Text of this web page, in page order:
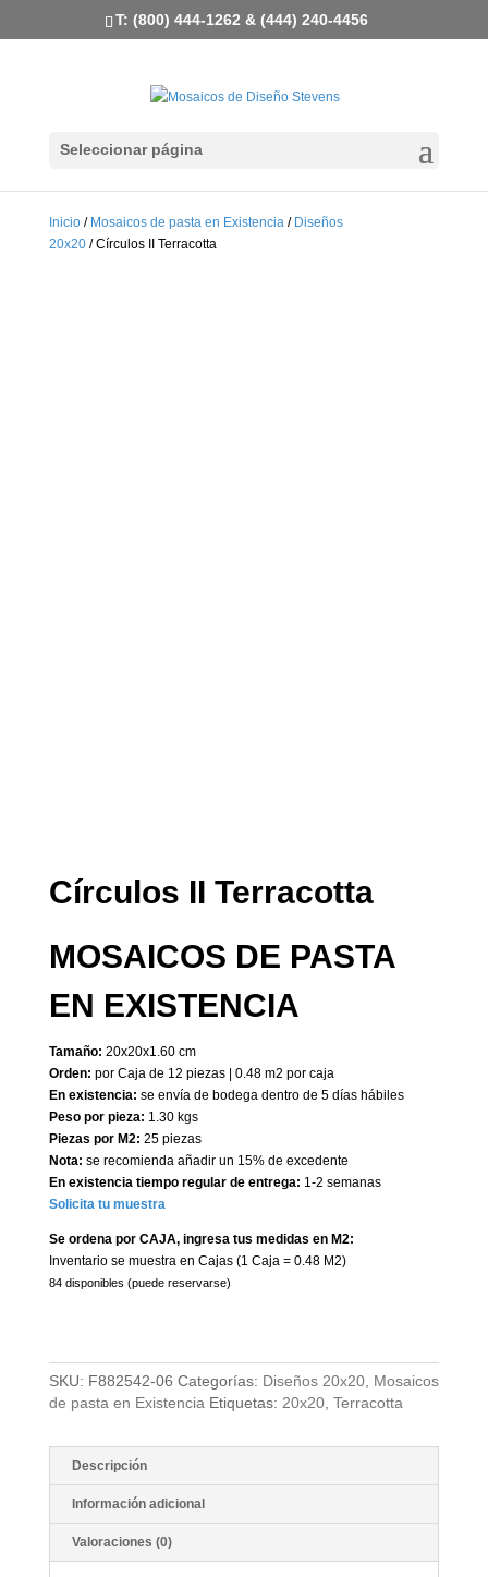
T: (800) 444-1262 & (444) 240-4456
Seleccionar página
Inicio/ Mosaicos de pasta en Existencia/ Diseños
20x20/ Círculos II Terracotta
Círculos II Terracotta
MOSAICOS DE PASTA
EN EXISTENCIA
Tamaño: 20x20x1.60 cm
Orden: por Caja de 12 piezas | 0.48 m2 por caja
En existencia: se envía de bodega dentro de 5 días hábiles
Peso por pieza: 1.30 kgs
Piezas por M2: 25 piezas
Nota: se recomienda añadir un 15% de excedente
En existencia tiempo regular de entrega: 1-2 semanas
Solicita tu muestra
Se ordena por CAJA, ingresa tus medidas en M2:
Inventario se muestra en Cajas (1 Caja = 0.48 M2)
84 disponibles (puede reservarse)
SKU: F882542-06 Categorías: Diseños 20x20, Mosaicos
de pasta en Existencia Etiquetas: 20x20, Terracotta
Descripción
Información adicional
Valoraciones (0)